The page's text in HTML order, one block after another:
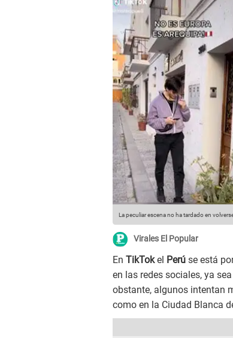
La peculiar escena no ha tardado en
Virales El Popular
En TikTokel Perú se está
en las redes sociales, ya
obstante, algunos intentan
como en la Ciudad Blanca